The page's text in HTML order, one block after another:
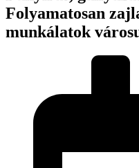
Folyamatosan
munkálatok